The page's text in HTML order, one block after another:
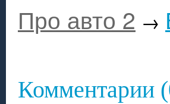
Про авто 2 →
Комментарии